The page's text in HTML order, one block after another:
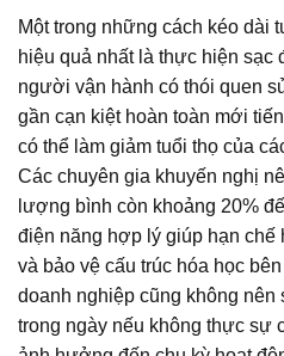
Một trong những cách kéo dài
hiệu quả nhất là thực hiện sạc
người vận hành có thói quen
gần cạn kiệt hoàn toàn mới
có thể làm giảm tuổi thọ của
Các chuyên gia khuyến nghị
lượng bình còn khoảng 20%
điện năng hợp lý giúp hạn
và bảo vệ cấu trúc hóa học
doanh nghiệp cũng không nên
trong ngày nếu không thực sự